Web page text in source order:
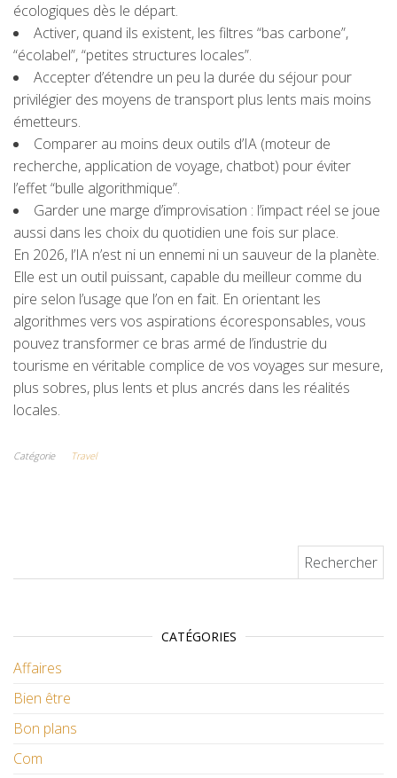
écologiques dès le départ.
Activer, quand ils existent, les filtres “bas carbone”,
“écolabel”, “petites structures locales”.
Accepter d’étendre un peu la durée du séjour pour
privilégier des moyens de transport plus lents mais moins
émetteurs.
Comparer au moins deux outils d’IA (moteur de
recherche, application de voyage, chatbot) pour éviter
l’effet “bulle algorithmique”.
Garder une marge d’improvisation : l’impact réel se joue
aussi dans les choix du quotidien une fois sur place.
En 2026, l’IA n’est ni un ennemi ni un sauveur de la planète.
Elle est un outil puissant, capable du meilleur comme du
pire selon l’usage que l’on en fait. En orientant les
algorithmes vers vos aspirations écoresponsables, vous
pouvez transformer ce bras armé de l’industrie du
tourisme en véritable complice de vos voyages sur mesure,
plus sobres, plus lents et plus ancrés dans les réalités
locales.
Catégorie Travel
CATÉGORIES
Affaires
Bien être
Bon plans
Com